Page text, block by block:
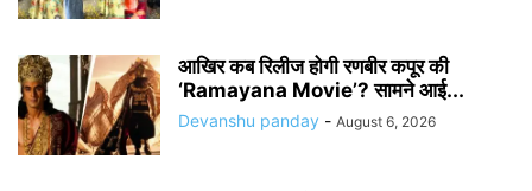
आखिर कब रिलीज होगी रणबीर कपूर की
‘Ramayana Movie’? सामने आई...
Devanshu panday - August 6, 2026